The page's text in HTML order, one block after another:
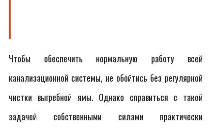
Чтобы обеспечить нормальную работу всей
канализационной системы, не обойтись без регулярной
чистки выгребной ямы. Однако справиться с такой
задачей собственными силами практически